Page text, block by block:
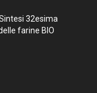
32esima
farine BIO